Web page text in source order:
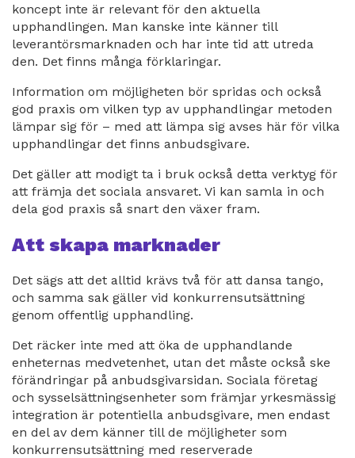
koncept inte är relevant för den aktuella
upphandlingen. Man kanske inte känner till
leverantörsmarknaden och har inte tid att utreda
den. Det finns många förklaringar.
Information om möjligheten bör spridas och också
god praxis om vilken typ av upphandlingar metoden
lämpar sig för – med att lämpa sig avses här för vilka
upphandlingar det finns anbudsgivare.
Det gäller att modigt ta i bruk också detta verktyg för
att främja det sociala ansvaret. Vi kan samla in och
dela god praxis så snart den växer fram.
Att skapa marknader
Det sägs att det alltid krävs två för att dansa tango,
och samma sak gäller vid konkurrensutsättning
genom offentlig upphandling.
Det räcker inte med att öka de upphandlande
enheternas medvetenhet, utan det måste också ske
förändringar på anbudsgivarsidan. Sociala företag
och sysselsättningsenheter som främjar yrkesmässig
integration är potentiella anbudsgivare, men endast
en del av dem känner till de möjligheter som
konkurrensutsättning med reserverade